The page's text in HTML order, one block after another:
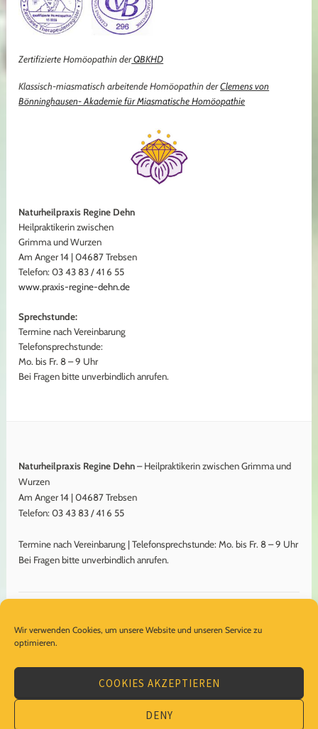
Wir verwenden Cookies, um unsere Website und unseren Service zu
optimieren.
COOKIES AKZEPTIEREN
DENY
Zertifizierte Homöopathin derQBKHD
Klassisch-miasmatisch arbeitende Homöopathin derClemens von
Bönninghausen- Akademie für Miasmatische Homöopathie
Naturheilpraxis Regine Dehn
Heilpraktikerin zwischen
Grimma und Wurzen
Am Anger 14 | 04687 Trebsen
Telefon: 03 43 83 / 41 6 55
www.praxis-regine-dehn.de
Sprechstunde:
Termine nach Vereinbarung
Telefonsprechstunde:
Mo. bis Fr. 8 – 9 Uhr
Bei Fragen bitte unverbindlich anrufen.
Naturheilpraxis Regine Dehn– Heilpraktikerin zwischen Grimma und
Wurzen
Am Anger 14 | 04687 Trebsen
Telefon: 03 43 83 / 41 6 55
Termine nach Vereinbarung | Telefonsprechstunde: Mo. bis Fr. 8 – 9 Uhr
Bei Fragen bitte unverbindlich anrufen.
Datenschutzerklärung